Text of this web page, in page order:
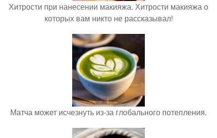
Хитрости при нанесении макияжа. Хитрости макияжа о
которых вам никто не рассказывал!
Матча может исчезнуть из-за глобального потепления.